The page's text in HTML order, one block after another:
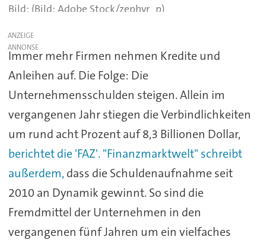
(Bild: Adobe Stock/zephyr_p)
ANZEIGE
Immer mehr Firmen nehmen Kredite und
Anleihen auf. Die Folge: Die
Unternehmensschulden steigen. Allein im
vergangenen Jahr stiegen die Verbindlichkeiten
um rund acht Prozent auf 8,3 Billionen Dollar,
berichtet die 'FAZ'. "Finanzmarktwelt" schreibt
außerdem,dass die Schuldenaufnahme seit
2010 an Dynamik gewinnt. So sind die
Fremdmittel der Unternehmen in den
vergangenen fünf Jahren um ein vielfaches